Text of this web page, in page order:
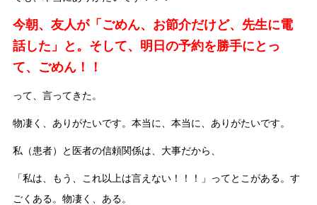
今朝、友人が「ごめん、お節介だけど、先生に電
話した」と。そして、明日の予約を勝手にとっ
て、ごめん！！
って、言ってきた。
物凄く、ありがたいです。本当に、本当に、ありがたいです。
私（患者）と医者の信頼関係は、大事だから、
「私は、もう、これ以上は言えない！！！」ってとこがある。す
ごくある。物凄く、ある。